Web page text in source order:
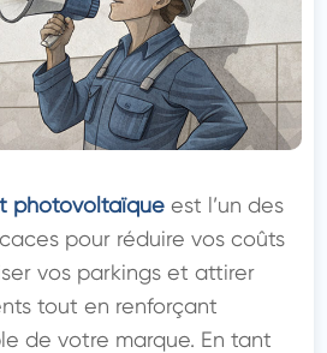
photovoltaïque est l’un des
pour réduire vos coûts
vos parkings et attirer
tout en renforçant
de votre marque. En tant